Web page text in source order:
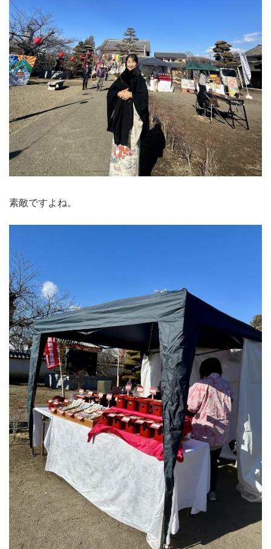
素敵ですよね。